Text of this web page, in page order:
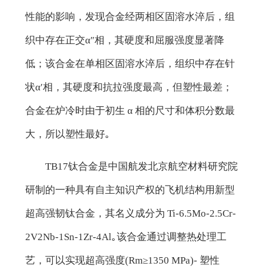
性能的影响，发现合金经两相区固溶水淬后，组
织中存在正交α″相，其硬度和屈服强度显著降
低；该合金在单相区固溶水淬后，组织中存在针
状α′相，其硬度和抗拉强度最高，但塑性最差；
合金在炉冷时由于初生 α 相的尺寸和体积分数最
大，所以塑性最好｡
TB17钛合金是中国航发北京航空材料研究院
研制的一种具有自主知识产权的飞机结构用新型
超高强韧钛合金，其名义成分为 Ti-6.5Mo-2.5Cr-
2V2Nb-1Sn-1Zr-4Al｡该合金通过调整热处理工
艺，可以实现超高强度(Rm≥1350 MPa)- 塑性